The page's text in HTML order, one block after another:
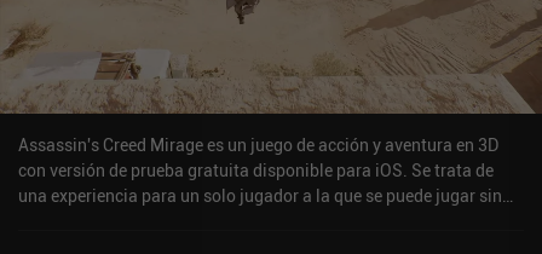
Assassin's Creed Mirage es un juego de acción y aventura en 3D
con versión de prueba gratuita disponible para iOS. Se trata de
una experiencia para un solo jugador a la que se puede jugar sin